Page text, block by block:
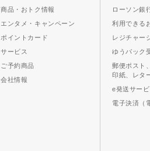
商品・おトク情報
エンタメ・キャンペーン
ポイントカード
サービス
ご予約商品
会社情報
ローソン銀
利用できる
レジチャー
ゆうパック
郵便ポスト
印紙、レタ
e発送サー
電子決済（